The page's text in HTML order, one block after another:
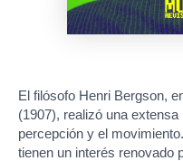
El filósofo Henri Bergson,
(1907), realizó una
percepción y el
tienen un interés renovado